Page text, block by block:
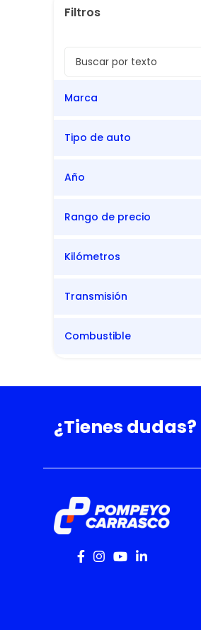
Marca
Peugeot
Tipo de auto
SUV
Año
2025
Rango de precio
Kilómetros
Transmisión
Automática
Combustible
¿Tienes dudas?